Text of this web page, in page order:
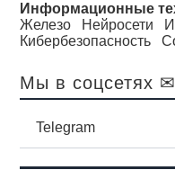
Информационные
Железо
Нейросети
Кибербезопасность
Мы в соцсетях ✉
Telegram